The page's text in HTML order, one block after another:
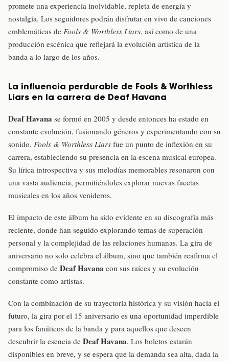
promete una experiencia inolvidable, repleta de energía y
nostalgia. Los seguidores podrán disfrutar en vivo de canciones
emblemáticas de Fools & Worthless Liars, así como de una
producción escénica que reflejará la evolución artística de la
banda a lo largo de los años.
La influencia perdurable de Fools & Worthless
Liars en la carrera de Deaf Havana
Deaf Havana se formó en 2005 y desde entonces ha estado en
constante evolución, fusionando géneros y experimentando con su
sonido. Fools & Worthless Liars fue un punto de inflexión en su
carrera, estableciendo su presencia en la escena musical europea.
Su lírica introspectiva y sus melodías memorables resonaron con
una vasta audiencia, permitiéndoles explorar nuevas facetas
musicales en los años venideros.
El impacto de este álbum ha sido evidente en su discografía más
reciente, donde han seguido explorando temas de superación
personal y la complejidad de las relaciones humanas. La gira de
aniversario no solo celebra el álbum, sino que también reafirma el
compromiso de Deaf Havana con sus raíces y su evolución
constante como artistas.
Con la combinación de su trayectoria histórica y su visión hacia el
futuro, la gira por el 15 aniversario es una oportunidad imperdible
para los fanáticos de la banda y para aquellos que deseen
descubrir la esencia de Deaf Havana. Los boletos estarán
disponibles en breve, y se espera que la demanda sea alta, dada la